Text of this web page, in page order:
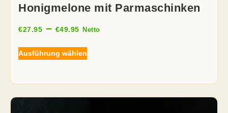
Honigmelone mit Parmaschinken
€27.95 – €49.95 Netto
Ausführung wählen